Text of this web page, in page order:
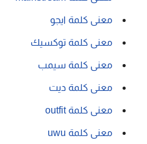
معنى كلمة ايجو
معنى كلمة توكسيك
معنى كلمة سيمب
معنى كلمة ديت
معنى كلمة outfit
معنى كلمة uwu